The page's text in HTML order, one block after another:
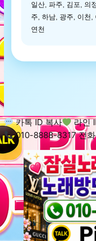
일산, 파주, 김포, 의
주, 하남, 광주, 이천,
연천
카톡 ID 복사 라인
010-8888-8317 전